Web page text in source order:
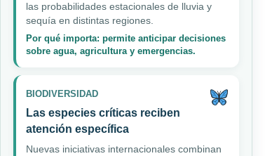
las probabilidades estacionales de lluvia y
sequía en distintas regiones.
Por qué importa: permite anticipar decisiones
sobre agua, agricultura y emergencias.
BIODIVERSIDAD
Las especies críticas reciben
atención específica
Nuevas iniciativas internacionales combinan